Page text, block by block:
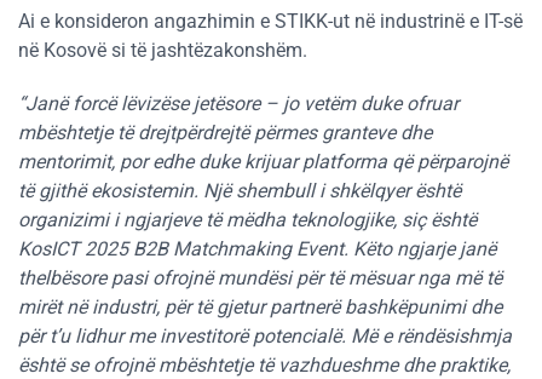
Ai e konsideron angazhimin e STIKK-ut në industrinë e IT-së
në Kosovë si të jashtëzakonshëm.
“Janë forcë lëvizëse jetësore – jo vetëm duke ofruar
mbështetje të drejtpërdrejtë përmes granteve dhe
mentorimit, por edhe duke krijuar platforma që përparojnë
të gjithë ekosistemin. Një shembull i shkëlqyer është
organizimi i ngjarjeve të mëdha teknologjike, siç është
KosICT 2025 B2B Matchmaking Event. Këto ngjarje janë
thelbësore pasi ofrojnë mundësi për të mësuar nga më të
mirët në industri, për të gjetur partnerë bashkëpunimi dhe
për t’u lidhur me investitorë potencialë. Më e rëndësishmja
është se ofrojnë mbështetje të vazhdueshme dhe praktike,